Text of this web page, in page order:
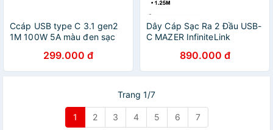
Ccáp USB type C 3.1 gen2
1M 100W 5A màu đen sạc
nhiễu Ugreen 80150 US355
Hàng Chính Hãng
299.000 đ
Dây Cáp Sạc Ra 2 Đầu USB-
C MAZER InfiniteLink
1.25m Chất Liệu Nylon Bện
Bền Chắc Cao Cấp Hàng
890.000 đ
Trang 1/7
1 2 3 4 5 6 7